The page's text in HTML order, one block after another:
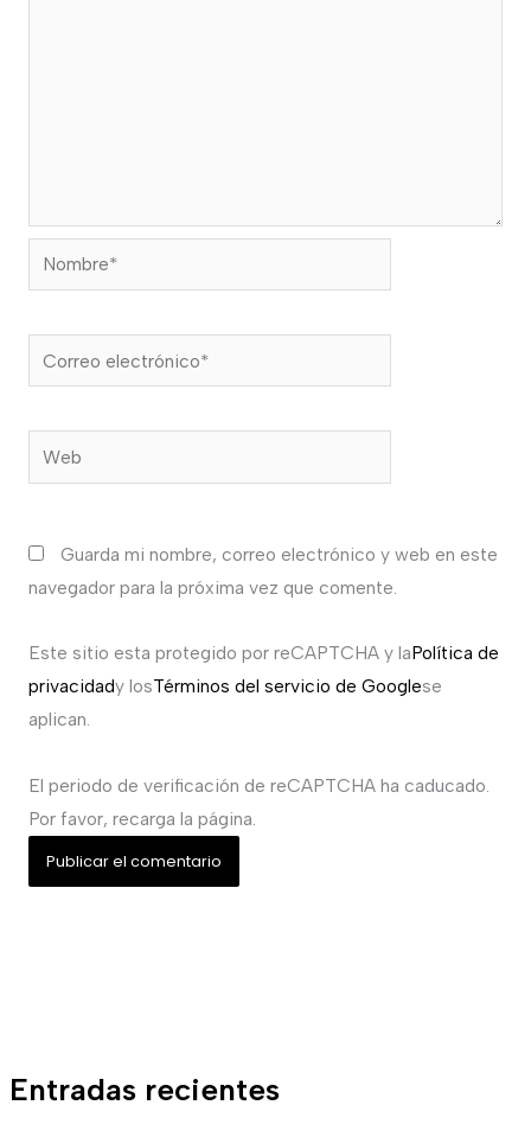
Entradas recientes
Nombre*
Correo
electrónico*
Web
Guarda mi nombre, correo electrónico y web en este
navegador para la próxima vez que comente.
Este sitio esta protegido por reCAPTCHA y laPolítica de
privacidady losTérminos del servicio de Googlese
aplican.
El periodo de verificación de reCAPTCHA ha caducado.
Por favor, recarga la página.